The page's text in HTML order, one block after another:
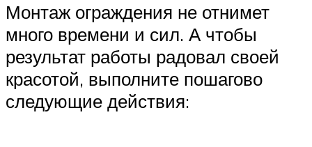
Монтаж ограждения не отнимет
много времени и сил. А чтобы
результат работы радовал своей
красотой, выполните пошагово
следующие действия: